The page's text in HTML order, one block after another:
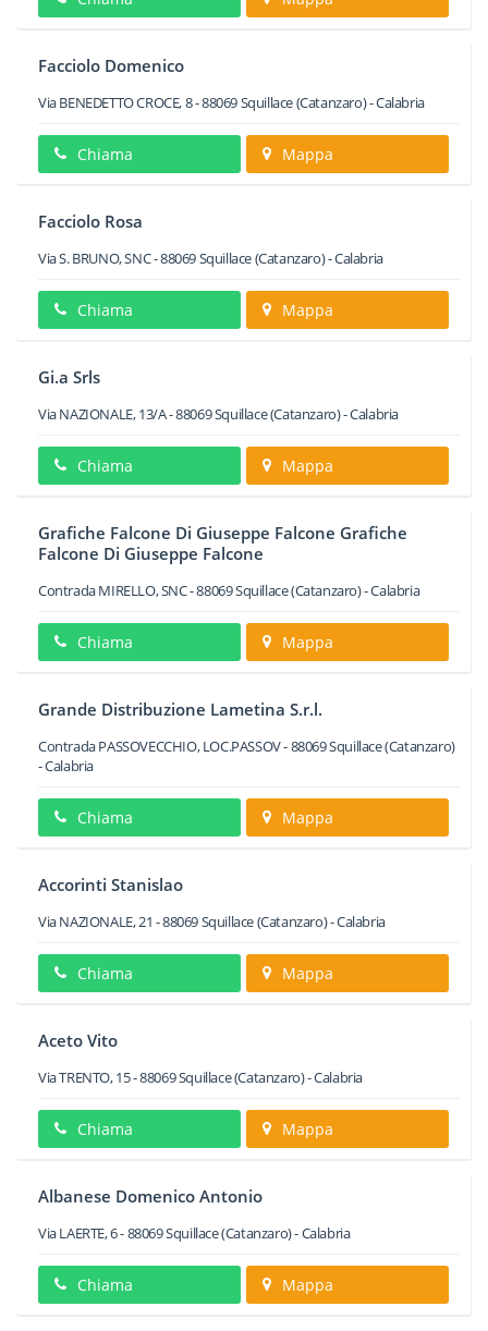
Facciolo Domenico
Via BENEDETTO CROCE, 8-88069Squillace(Catanzaro) -Calabria
Chiama Mappa
Facciolo Rosa
Via S. BRUNO, SNC-88069Squillace(Catanzaro) -Calabria
Chiama Mappa
Gi.a Srls
Via NAZIONALE, 13/A-88069Squillace(Catanzaro) -Calabria
Chiama Mappa
Grafiche Falcone Di Giuseppe Falcone Grafiche
Falcone Di Giuseppe Falcone
Contrada MIRELLO, SNC-88069Squillace(Catanzaro) -Calabria
Chiama Mappa
Grande Distribuzione Lametina S.r.l.
Contrada PASSOVECCHIO, LOC.PASSOV-88069Squillace(Catanzaro)
-Calabria
Chiama Mappa
Accorinti Stanislao
Via NAZIONALE, 21 -88069Squillace(Catanzaro) -Calabria
Chiama Mappa
Aceto Vito
Via TRENTO, 15-88069Squillace(Catanzaro) -Calabria
Chiama Mappa
Albanese Domenico Antonio
Via LAERTE, 6-88069Squillace(Catanzaro) -Calabria
Chiama Mappa